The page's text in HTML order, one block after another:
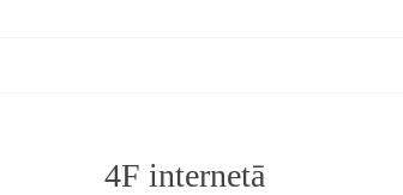
4F internetā